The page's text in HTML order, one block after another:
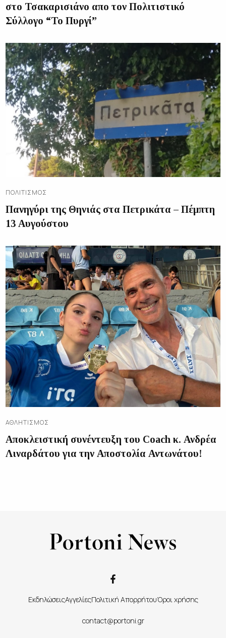
στο Τσακαρισιάνο απο τον Πολιτιστικό
Σύλλογο “Το Πυργί”
ΠΟΛΙΤΙΣΜΌΣ
Πανηγύρι της Θηνιάς στα Πετρικάτα – Πέμπτη
13 Αυγούστου
ΑΘΛΗΤΙΣΜΌΣ
Αποκλειστική συνέντευξη του Coach κ. Ανδρέα
Λιναρδάτου για την Αποστολία Αντωνάτου!
ΕκδηλώσειςΑγγελίεςΠολιτική ΑπορρήτουΌροι χρήσης
contact@portoni.gr